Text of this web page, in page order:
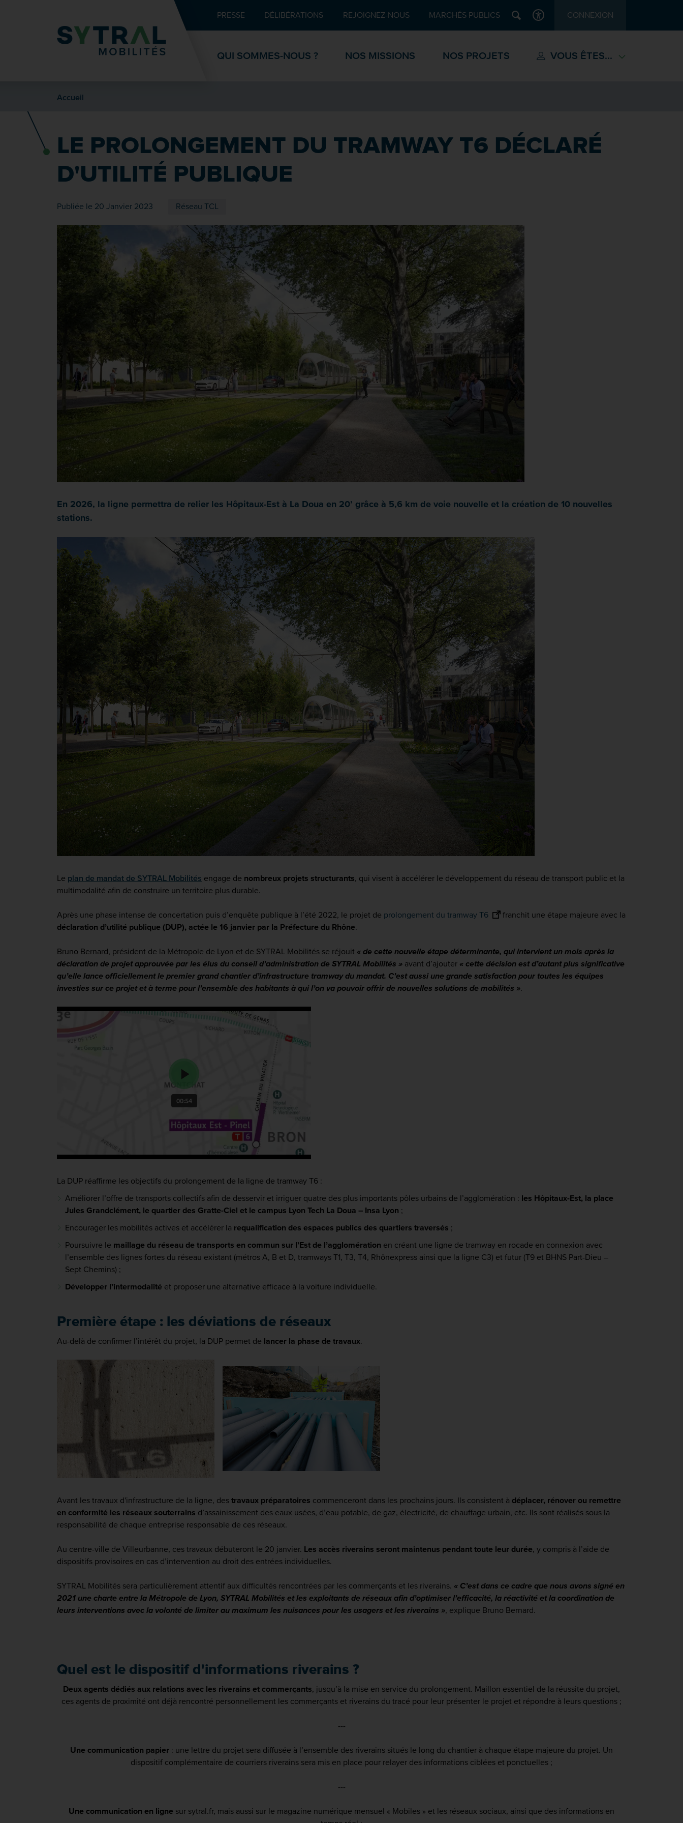
Recherche Pied de page
PRESSE DÉLIBÉRATIONS REJOIGNEZ-NOUS MARCHÉS PUBLICS Recherche
ACCESSIBILITÉCONNEXION
QUI SOMMES-NOUS ? NOS MISSIONS NOS PROJETS VOUS ÊTES...
Accueil
LE PROLONGEMENT DU TRAMWAY T6 DÉCLARÉ
D'UTILITÉ PUBLIQUE
Publiée le 20 Janvier 2023 Réseau TCL
En 2026, la ligne permettra de relier les Hôpitaux-Est à La Doua en 20’ grâce à 5,6 km de voie nouvelle et la création de 10 nouvelles
stations.
Le plan de mandat de SYTRAL Mobilités engage de nombreux projets structurants, qui visent à accélérer le développement du réseau de transport public et la
multimodalité afin de construire un territoire plus durable.
Après une phase intense de concertation puis d’enquête publique à l’été 2022, le projet de prolongement du tramway T6
franchit une étape majeure avec la
déclaration d’utilité publique (DUP), actée le 16 janvier par la Préfecture du Rhône.
Bruno Bernard, président de la Métropole de Lyon et de SYTRAL Mobilités se réjouit « de cette nouvelle étape déterminante, qui intervient un mois après la
déclaration de projet approuvée par les élus du conseil d’administration de SYTRAL Mobilités » avant d’ajouter « cette décision est d’autant plus significative
qu’elle lance officiellement le premier grand chantier d’infrastructure tramway du mandat. C’est aussi une grande satisfaction pour toutes les équipes
investies sur ce projet et à terme pour l’ensemble des habitants à qui l’on va pouvoir offrir de nouvelles solutions de mobilités ».
La DUP réaffirme les objectifs du prolongement de la ligne de tramway T6 :
Améliorer l’offre de transports collectifs afin de desservir et irriguer quatre des plus importants pôles urbains de l’agglomération : les Hôpitaux-Est, la place
Jules Grandclément, le quartier des Gratte-Ciel et le campus Lyon Tech La Doua – Insa Lyon ;
Encourager les mobilités actives et accélérer la requalification des espaces publics des quartiers traversés ;
Poursuivre le maillage du réseau de transports en commun sur l’Est de l’agglomération en créant une ligne de tramway en rocade en connexion avec
l’ensemble des lignes fortes du réseau existant (métros A, B et D, tramways T1, T3, T4, Rhônexpress ainsi que la ligne C3) et futur (T9 et BHNS Part-Dieu –
Sept Chemins) ;
Développer l’intermodalité et proposer une alternative efficace à la voiture individuelle.
Première étape : les déviations de réseaux
Au-delà de confirmer l’intérêt du projet, la DUP permet de lancer la phase de travaux.
Avant les travaux d'infrastructure de la ligne, des travaux préparatoires commenceront dans les prochains jours. Ils consistent à déplacer, rénover ou remettre
en conformité les réseaux souterrains d’assainissement des eaux usées, d’eau potable, de gaz, électricité, de chauffage urbain, etc. Ils sont réalisés sous la
responsabilité de chaque entreprise responsable de ces réseaux.
Au centre-ville de Villeurbanne, ces travaux débuteront le 20 janvier. Les accès riverains seront maintenus pendant toute leur durée, y compris à l’aide de
dispositifs provisoires en cas d’intervention au droit des entrées individuelles.
SYTRAL Mobilités sera particulièrement attentif aux difficultés rencontrées par les commerçants et les riverains. « C’est dans ce cadre que nous avons signé en
2021 une charte entre la Métropole de Lyon, SYTRAL Mobilités et les exploitants de réseaux afin d’optimiser l’efficacité, la réactivité et la coordination de
leurs interventions avec la volonté de limiter au maximum les nuisances pour les usagers et les riverains », explique Bruno Bernard.
Quel est le dispositif d'informations riverains ?
Deux agents dédiés aux relations avec les riverains et commerçants, jusqu’à la mise en service du prolongement. Maillon essentiel de la réussite du projet,
ces agents de proximité ont déjà rencontré personnellement les commerçants et riverains du tracé pour leur présenter le projet et répondre à leurs questions ;
---
Une communication papier : une lettre du projet sera diffusée à l’ensemble des riverains situés le long du chantier à chaque étape majeure du projet. Un
dispositif complémentaire de courriers riverains sera mis en place pour relayer des informations ciblées et ponctuelles ;
---
Une communication en ligne sur sytral.fr, mais aussi sur le magazine numérique mensuel « Mobiles » et les réseaux sociaux, ainsi que des informations en